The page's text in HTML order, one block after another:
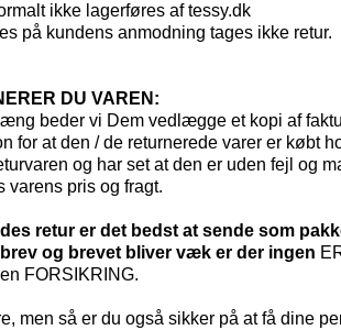
ikke lagerføres af tessy.dk
på kundens anmodning tages ikke retur.
DU VAREN:
beder vi Dem vedlægge et kopi af
for at den / de returnerede varer er købt
og har set at den er uden fejl og
varens pris og fragt.
retur er det bedst at sende som
og brevet bliver væk er der ingen
FORSIKRING.
men så er du også sikker på at få dine